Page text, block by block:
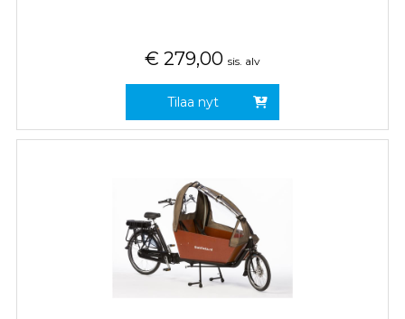
€ 279,00 sis. alv
Tilaa nyt